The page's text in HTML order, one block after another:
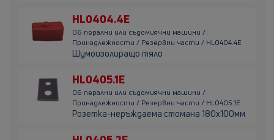
HL0404.4E
06 перални или съдомиячни машини /
Принадлежности / Резервни части / HL0404.4E
Шумоизолиращо тяло
HL0405.1E
06 перални или съдомиячни машини /
Принадлежности / Резервни части / HL0405.1E
Розетка-неръждаема стомана 180х100мм